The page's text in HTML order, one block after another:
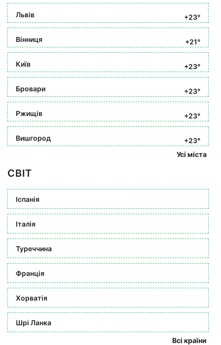
Львів +23°
Вінниця +21°
Київ +23°
Бровари +23°
Ржищів +23°
Вишгород
+23°
Усі міста
СВІТ
Іспанія
Італія
Туреччина
Франція
Хорватія
Шрі Ланка
Всі країни